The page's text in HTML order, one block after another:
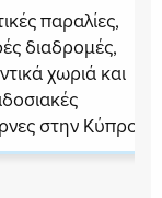
παραλίες,
διαδρομές,
χωριά και
στην Κύπρο